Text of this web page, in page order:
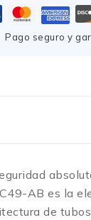
Pago seguro y
AB es la
de